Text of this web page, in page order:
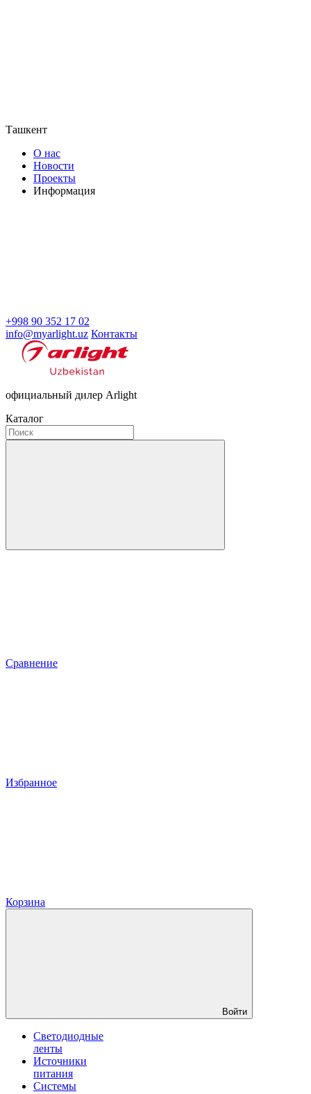
Ташкент
О нас
Новости
Проекты
Информация
+998 90 352 17 02
info@myarlight.uz Контакты
официальный дилер Arlight
Каталог
Сравнение
Избранное
Корзина
Войти
Светодиодные
ленты
Источники
питания
Системы